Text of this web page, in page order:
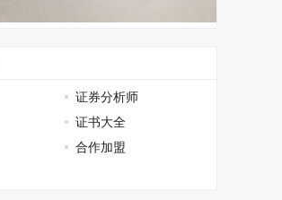
证券分析师
证书大全
合作加盟